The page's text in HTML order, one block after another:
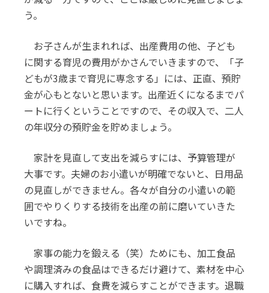
う。
お子さんが生まれれば、出産費用の他、子ども
に関する育児の費用がかさんでいきますので、「子
どもが3歳まで育児に専念する」には、正直、預貯
金が心もとないと思います。出産近くになるまでパ
ートに行くということですので、その収入で、二人
の年収分の預貯金を貯めましょう。
家計を見直して支出を減らすには、予算管理が
大事です。夫婦のお小遣いが明確でないと、日用品
の見直しができません。各々が自分の小遣いの範
囲でやりくりする技術を出産の前に磨いていきた
いですね。
家事の能力を鍛える（笑）ためにも、加工食品
や調理済みの食品はできるだけ避けて、素材を中心
に購入すれば、食費を減らすことができます。退職